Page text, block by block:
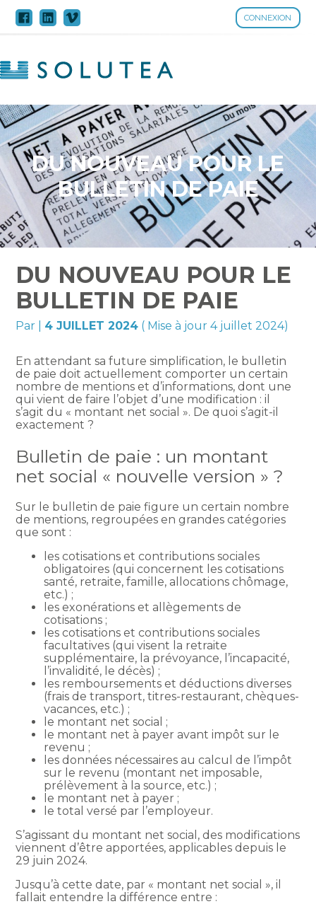
CONNEXION
Aller
DU NOUVEAU POUR LE
BULLETIN DE PAIE
DU NOUVEAU POUR LE
BULLETIN DE PAIE
Par 4 JUILLET 2024 ( Mise à jour 4 juillet 2024)
En attendant sa future simplification, le bulletin
de paie doit actuellement comporter un certain
nombre de mentions et d’informations, dont une
qui vient de faire l’objet d’une modification : il
s’agit du « montant net social ». De quoi s’agit-il
exactement ?
Bulletin de paie : un montant
net social « nouvelle version » ?
Sur le bulletin de paie figure un certain nombre
de mentions, regroupées en grandes catégories
que sont :
les cotisations et contributions sociales
obligatoires (qui concernent les cotisations
santé, retraite, famille, allocations chômage,
etc.) ;
les exonérations et allègements de
cotisations ;
les cotisations et contributions sociales
facultatives (qui visent la retraite
supplémentaire, la prévoyance, l’incapacité,
l’invalidité, le décès) ;
les remboursements et déductions diverses
(frais de transport, titres-restaurant, chèques-
vacances, etc.) ;
le montant net social ;
le montant net à payer avant impôt sur le
revenu ;
les données nécessaires au calcul de l’impôt
sur le revenu (montant net imposable,
prélèvement à la source, etc.) ;
le montant net à payer ;
le total versé par l’employeur.
S’agissant du montant net social, des modifications
viennent d’être apportées, applicables depuis le
29 juin 2024.
Jusqu’à cette date, par « montant net social », il
fallait entendre la différence entre :